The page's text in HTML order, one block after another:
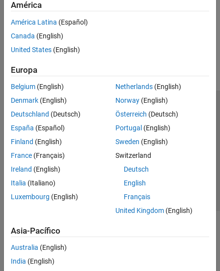
Para administradores de sistema: Despliegue licencias y
administre usuarios, dispositivos y servidores de licencias
América
América Latina (Español)
Canada (English)
United States (English)
Europa
Belgium (English)
Denmark (English)
Deutschland (Deutsch)
España (Español)
Finland (English)
France (Français)
Ireland (English)
Italia (Italiano)
Luxembourg (English)
Netherlands(English)
Norway(English)
Österreich (Deutsch)
Portugal (English)
Sweden (English)
Switzerland
Deutsch
English
Français
United Kingdom(English)
Asia-Pacífico
Australia (English)
India (English)
Marcas comerciales